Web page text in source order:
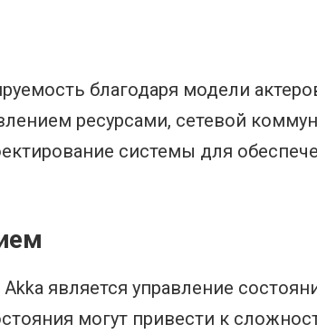
благодаря модели
ресурсами, сетевой
системы для
является управление
могут привести к